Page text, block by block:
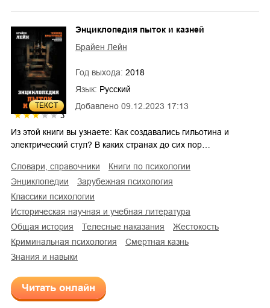
ТЕКСТ
3
Добавлено 09.12.2023 17:13
Энциклопедия пыток и казней
Брайен Лейн
Год выхода: 2018
Язык: Русский
Из этой книги вы узнаете: Как создавались гильотина и
электрический стул? В каких странах до сих пор…
словари, справочники
книги по психологии
энциклопедии
зарубежная психология
классики психологии
историческая научная и учебная литература
общая история
телесные наказания
жестокость
криминальная психология
смертная казнь
знания и навыки
Читать онлайн